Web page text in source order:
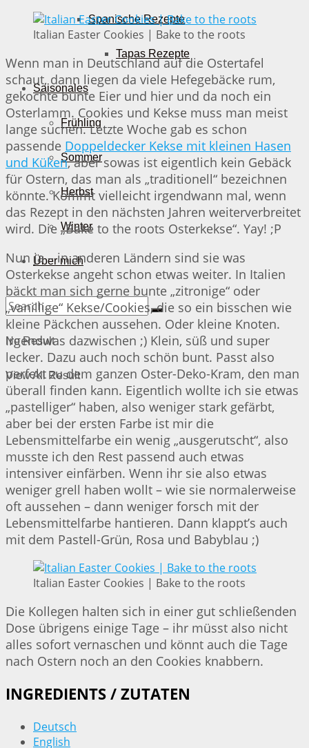
Spanische Rezepte
Tapas Rezepte
Saisonales
Frühling
Sommer
Herbst
Winter
Über mich
No Result
View All Result
Italian Easter Cookies | Bake to the roots
Wenn man in Deutschland auf die Ostertafel
schaut, dann liegen da viele Hefegebäcke rum,
gekochte bunte Eier und hier und da noch ein
Osterlamm. Cookies und Kekse muss man meist
lange suchen. Letzte Woche gab es schon
passende Doppeldecker Kekse mit kleinen Hasen
und Küken, aber sowas ist eigentlich kein Gebäck
für Ostern, das man als „traditionell“ bezeichnen
könnte. Kommt vielleicht irgendwann mal, wenn
das Rezept in den nächsten Jahren weiterverbreitet
wird. Die „Bake to the roots Osterkekse“. Yay! ;P
Nun ja – in anderen Ländern sind sie was
Osterkekse angeht schon etwas weiter. In Italien
bäckt man sich gerne bunte „zitronige“ oder
„vanillige“ Kekse/Cookies, die so ein bisschen wie
kleine Päckchen aussehen. Oder kleine Knoten.
Irgendwas dazwischen ;) Klein, süß und super
lecker. Dazu auch noch schön bunt. Passt also
perfekt zu dem ganzen Oster-Deko-Kram, den man
überall finden kann. Eigentlich wollte ich sie etwas
„pastelliger“ haben, also weniger stark gefärbt,
aber bei der ersten Farbe ist mir die
Lebensmittelfarbe ein wenig „ausgerutscht“, also
musste ich den Rest passend auch etwas
intensiver einfärben. Wenn ihr sie also etwas
weniger grell haben wollt – wie sie normalerweise
oft aussehen – dann weniger forsch mit der
Lebensmittelfarbe hantieren. Dann klappt’s auch
mit dem Pastell-Grün, Rosa und Babyblau ;)
Italian Easter Cookies | Bake to the roots
Die Kollegen halten sich in einer gut schließenden
Dose übrigens einige Tage – ihr müsst also nicht
alles sofort vernaschen und könnt auch die Tage
nach Ostern noch an den Cookies knabbern.
INGREDIENTS / ZUTATEN
Deutsch
English